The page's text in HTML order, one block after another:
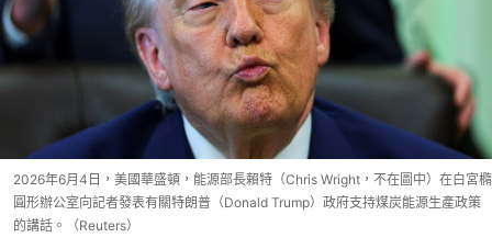
2026年6月4日，美國華盛頓，能源部長賴特（Chris Wright，不在圖中）在白宮橢
圓形辦公室向記者發表有關特朗普（Donald Trump）政府支持煤炭能源生產政策
的講話。（Reuters）